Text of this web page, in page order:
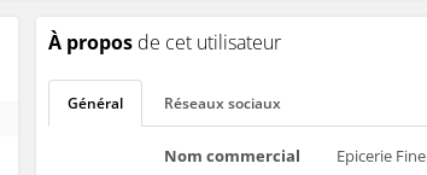
À propos de cet utilisateur
Général Réseaux sociaux
Nom commercial Epicerie Fine